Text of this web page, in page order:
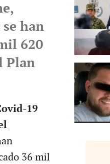
han
620
Plan
19
36 mil